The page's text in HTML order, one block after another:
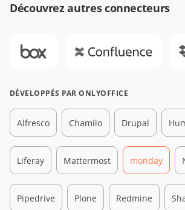
Découvrez autres connecteurs
DÉVELOPPÉS PAR ONLYOFFICE
Alfresco Chamilo Drupal
Liferay Mattermost monday
Pipedrive Plone Redmine